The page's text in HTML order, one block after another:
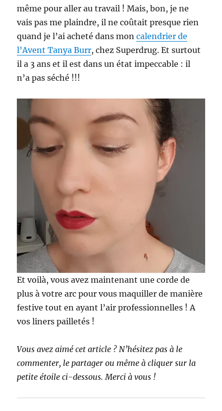
même pour aller au travail ! Mais, bon, je ne
vais pas me plaindre, il ne coûtait presque rien
quand je l’ai acheté dans moncalendrier de
l’Avent Tanya Burr, chez Superdrug. Et surtout
il a 3 ans et il est dans un état impeccable : il
n’a pas séché !!!
Et voilà, vous avez maintenant une corde de
plus à votre arc pour vous maquiller de manière
festive tout en ayant l’air professionnelles ! A
vos liners pailletés !
Vous avez aimé cet article ? N’hésitez pas à le
commenter, le partager ou même à cliquer sur la
petite étoile ci-dessous. Merci à vous !